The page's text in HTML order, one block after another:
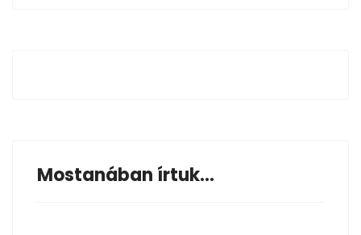
Mostanában írtuk...